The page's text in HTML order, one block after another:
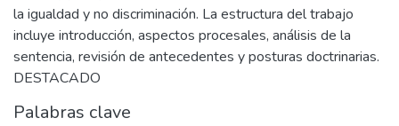
la igualdad y no discriminación. La estructura del trabajo
incluye introducción, aspectos procesales, análisis de la
sentencia, revisión de antecedentes y posturas doctrinarias.
DESTACADO
Palabras clave